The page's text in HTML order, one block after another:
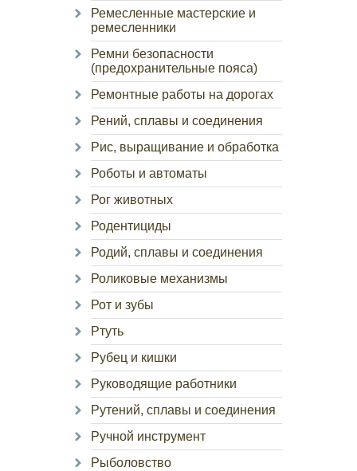
Ремесленные мастерские и
ремесленники
Ремни безопасности
(предохранительные пояса)
Ремонтные работы на дорогах
Рений, сплавы и соединения
Рис, выращивание и обработка
Роботы и автоматы
Рог животных
Родентициды
Родий, сплавы и соединения
Роликовые механизмы
Рот и зубы
Ртуть
Рубец и кишки
Руководящие работники
Рутений, сплавы и соединения
Ручной инструмент
Рыболовство